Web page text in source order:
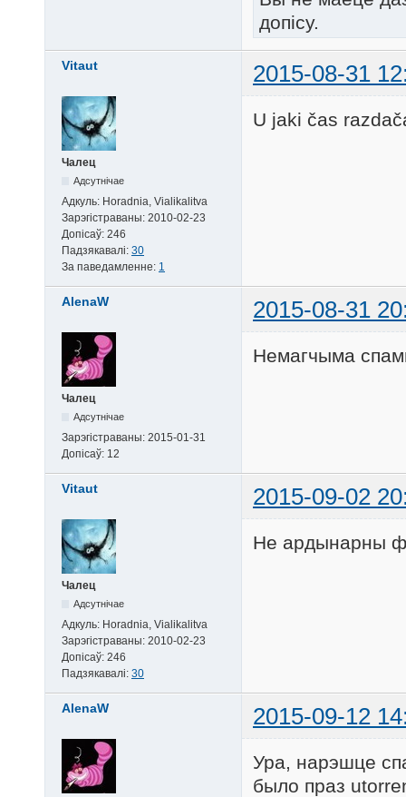
допісу.
Vitaut 2015-08-31
Чалец
Адсутнічае
Адкуль: Horadnia, Vialikalitva
Зарэгістраваны: 2010-02-23
Допісаў: 246
Падзякавалі: 30
За паведамленне: 1
U jaki čas
AlenaW 2015-08-31
Чалец
Адсутнічае
Зарэгістраваны: 2015-01-31
Допісаў: 12
Немагчыма
Vitaut 2015-09-02
Чалец
Адсутнічае
Адкуль: Horadnia, Vialikalitva
Зарэгістраваны: 2010-02-23
Допісаў: 246
Падзякавалі: 30
Не ардынарны
AlenaW 2015-09-12
Ура, нарэшце
было праз